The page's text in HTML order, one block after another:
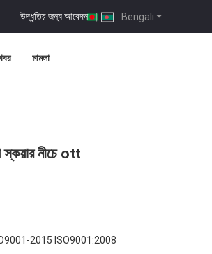
Bengali
উদ্ধৃতির জন্য আবেদন |
মামলা
স্কয়ার নীচে ott
2015 ISO9001:2008